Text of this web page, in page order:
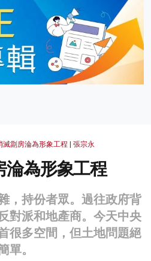
滅劏房淪為形象工程 | 張宗永
淪為形象工程
，持份者眾。過往政府背
對派和地產商。今天中央
很多空間，但土地問題絕
單。